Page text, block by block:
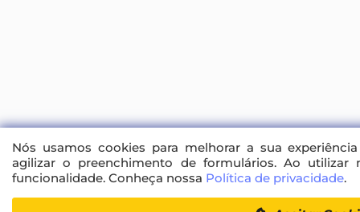
Nós usamos cookies para melhorar a sua
agilizar o preenchimento de formulários. Ao utilizar
funcionalidade. Conheça nossa Política de privacidade.